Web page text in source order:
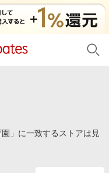
」に一致するストアは見